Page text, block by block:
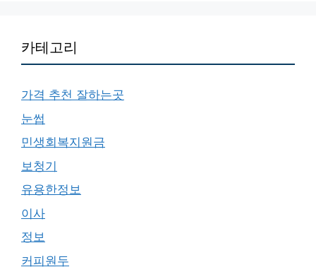
카테고리
가격 추천 잘하는곳
눈썹
민생회복지원금
보청기
유용한정보
이사
정보
커피원두